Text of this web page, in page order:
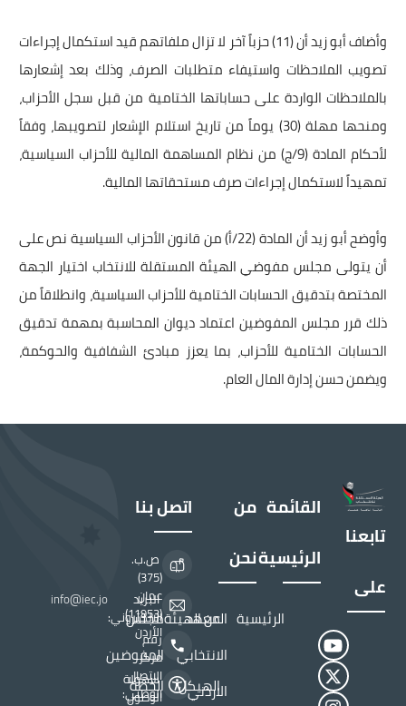
وأضاف أبو زيد أن (11) حزباً آخر لا تزال ملفاتهم قيد استكمال إجراءات
تصويب الملاحظات واستيفاء متطلبات الصرف، وذلك بعد إشعارها
بالملاحظات الواردة على حساباتها الختامية من قبل سجل الأحزاب،
ومنحها مهلة (30) يوماً من تاريخ استلام الإشعار لتصويبها، وفقاً
لأحكام المادة (9/ج) من نظام المساهمة المالية للأحزاب السياسية،
تمهيداً لاستكمال إجراءات صرف مستحقاتها المالية.
وأوضح أبو زيد أن المادة (22/أ) من قانون الأحزاب السياسية نص على
أن يتولى مجلس مفوضي الهيئة المستقلة للانتخاب اختيار الجهة
المختصة بتدقيق الحسابات الختامية للأحزاب السياسية، وانطلاقاً من
ذلك قرر مجلس المفوضين اعتماد ديوان المحاسبة بمهمة تدقيق
الحسابات الختامية للأحزاب، بما يعزز مبادئ الشفافية والحوكمة،
ويضمن حسن إدارة المال العام.
للأحزاب السياسية
تابعنا
على
القائمة
الرئيسية
الرئيسية المعهد
الانتخابي
الاردني
من
نحن
عن الهيئةمجلس
المفوضين
الهيكل الخطة
اتصل بنا
ص.ب.
(375)
عمان
(11953)
الأردن
البريد
الالكتروني:
info@iec.jo
رقم
مركز
الاتصال
الوطني:
سهولة
الوصول